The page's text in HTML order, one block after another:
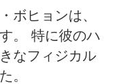
ボヒョンは、
。 特に彼のハ
なフィジカル
。